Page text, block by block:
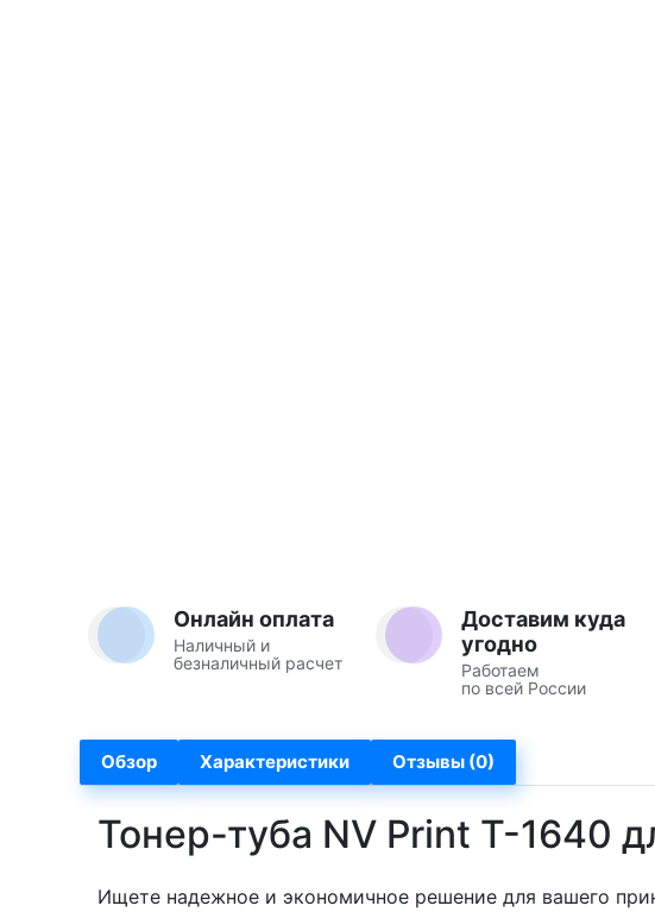
Онлайн оплата
Наличный и
безналичный расчет
Доставим куда
угодно
Работаем
по всей России
Обзор Характеристики Отзывы (0)
Тонер-туба NV Print T-1640
Ищете надежное и экономичное решение для вашего